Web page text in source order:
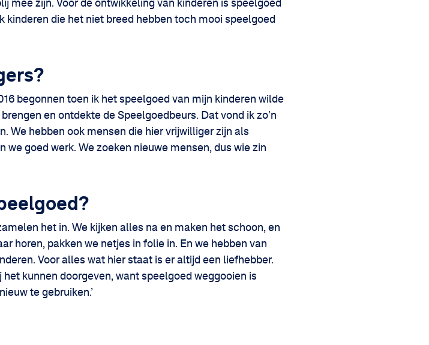
mee zijn. Voor de ontwikkeling van kinderen is speelgoed
kinderen die het niet breed hebben toch mooi speelgoed
begonnen toen ik het speelgoed van mijn kinderen wilde
en ontdekte de Speelgoedbeurs. Dat vond ik zo’n
We hebben ook mensen die hier vrijwilliger zijn als
goed werk. We zoeken nieuwe mensen, dus wie zin
het in. We kijken alles na en maken het schoon, en
horen, pakken we netjes in folie in. En we hebben van
Voor alles wat hier staat is er altijd een liefhebber.
kunnen doorgeven, want speelgoed weggooien is
te gebruiken.’